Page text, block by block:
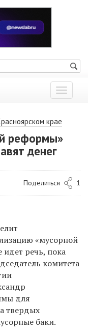
Показать
меню
крае
реформы»
денег
Поделиться 1
«мусорной
речь, пока
комитета
для
твердых
баки.